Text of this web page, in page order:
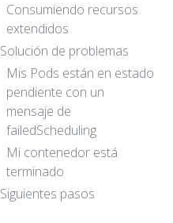
Consumiendo recursos
extendidos
Solución de problemas
Mis Pods están en estado
pendiente con un
mensaje de
failedScheduling
Mi contenedor está
terminado
Siguientes pasos